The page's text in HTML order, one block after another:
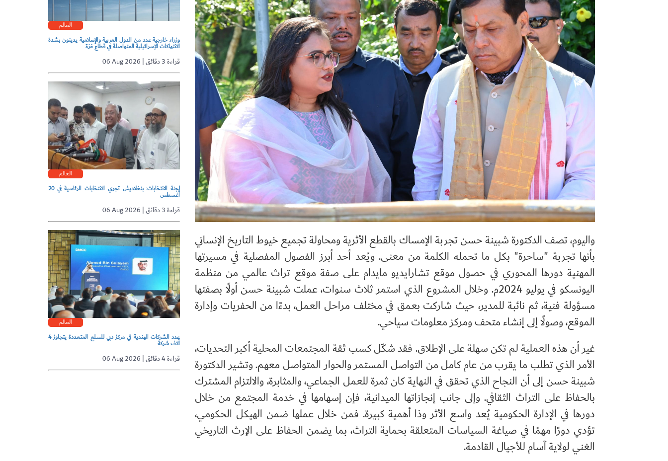
العالم
وزراء خارجية عدد من الدول العربية والإسلامية يدينون بشدة
الانتهاكات الإسرائيلية المتواصلة في قطاع غزة
06 Aug 2026 | قراءة 3 دقائق
العالم
لجنة الانتخابات: بنغلاديش تجري الانتخابات الرئاسية في 20
أغسطس
06 Aug 2026 | قراءة 3 دقائق
العالم
عدد الشركات الهندية في مركز دبي للسلع المتعددة يتجاوز 4
آلاف شركة
06 Aug 2026 | قراءة 4 دقائق
واليوم، تصف الدكتورة شبينة حسن تجربة الإمساك بالقطع الأثرية ومحاولة تجميع خيوط التاريخ الإنساني
بأنها تجربة "ساحرة" بكل ما تحمله الكلمة من معنى. ويُعد أحد أبرز الفصول المفصلية في مسيرتها
المهنية دورها المحوري في حصول موقع تشارايديو مايدام على صفة موقع تراث عالمي من منظمة
اليونسكو في يوليو 2024م. وخلال المشروع الذي استمر ثلاث سنوات، عملت شبينة حسن أولًا بصفتها
مسؤولة فنية، ثم نائبة للمدير، حيث شاركت بعمق في مختلف مراحل العمل، بدءًا من الحفريات وإدارة
الموقع، وصولًا إلى إنشاء متحف ومركز معلومات سياحي.
غير أن هذه العملية لم تكن سهلة على الإطلاق. فقد شكّل كسب ثقة المجتمعات المحلية أكبر التحديات،
الأمر الذي تطلب ما يقرب من عام كامل من التواصل المستمر والحوار المتواصل معهم. وتشير الدكتورة
شبينة حسن إلى أن النجاح الذي تحقق في النهاية كان ثمرة للعمل الجماعي، والمثابرة، والالتزام المشترك
بالحفاظ على التراث الثقافي. وإلى جانب إنجازاتها الميدانية، فإن إسهامها في خدمة المجتمع من خلال
دورها في الإدارة الحكومية يُعد واسع الأثر وذا أهمية كبيرة. فمن خلال عملها ضمن الهيكل الحكومي،
تؤدي دورًا مهمًا في صياغة السياسات المتعلقة بحماية التراث، بما يضمن الحفاظ على الإرث التاريخي
الغني لولاية آسام للأجيال القادمة.